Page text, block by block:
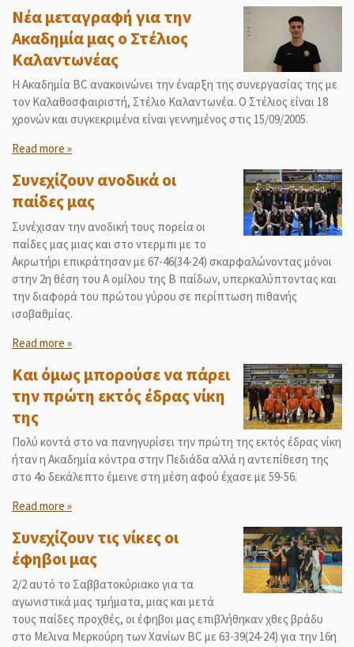
Νέα μεταγραφή για την
Ακαδημία μας ο Στέλιος
Καλαντωνέας
Η Ακαδημία BC ανακοινώνει την έναρξη της συνεργασίας της με
τον Καλαθοσφαιριστή, Στέλιο Καλαντωνέα. Ο Στέλιος είναι 18
χρονών και συγκεκριμένα είναι γεννημένος στις 15/09/2005.
Read more »
Συνεχίζουν ανοδικά οι
παίδες μας
Συνέχισαν την ανοδική τους πορεία οι
παίδες μας μιας και στο ντερμπι με το
Ακρωτήρι επικράτησαν με 67-46(34-24) σκαρφαλώνοντας μόνοι
στην 2η θέση του Α ομίλου της Β παίδων, υπερκαλύπτοντας και
την διαφορά του πρώτου γύρου σε περίπτωση πιθανής
ισοβαθμίας.
Read more »
Και όμως μπορούσε να πάρει
την πρώτη εκτός έδρας νίκη
της
Πολύ κοντά στο να πανηγυρίσει την πρώτη της εκτός έδρας νίκη
ήταν η Ακαδημία κόντρα στην Πεδιάδα αλλά η αντεπίθεση της
στο 4ο δεκάλεπτο έμεινε στη μέση αφού έχασε με 59-56.
Read more »
Συνεχίζουν τις νίκες οι
έφηβοι μας
2/2 αυτό το Σαββατοκύριακο για τα
αγωνιστικά μας τμήματα, μιας και μετά
τους παίδες προχθές, οι έφηβοι μας επιβλήθηκαν χθες βράδυ
στο Μελινα Μερκούρη των Χανίων ΒC με 63-39(24-24) για την 16η